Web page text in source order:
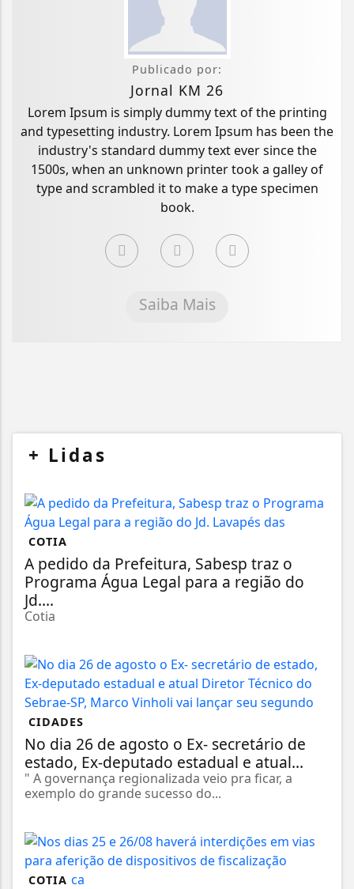
Publicado por:
Jornal KM 26
Lorem Ipsum is simply dummy text of the printing
and typesetting industry. Lorem Ipsum has been the
industry's standard dummy text ever since the
1500s, when an unknown printer took a galley of
type and scrambled it to make a type specimen
book.
Saiba Mais
+ Lidas
COTIA
A pedido da Prefeitura, Sabesp traz o
Programa Água Legal para a região do
Jd....
Cotia
CIDADES
No dia 26 de agosto o Ex- secretário de
estado, Ex-deputado estadual e atual...
" A governança regionalizada veio pra ficar, a
exemplo do grande sucesso do...
COTIA